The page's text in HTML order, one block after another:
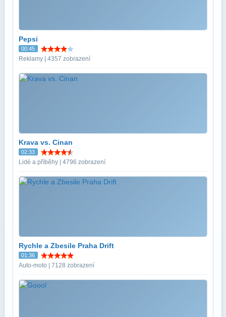
Pepsi
00:45
Reklamy | 4357 zobrazení
Krava vs. Cinan
02:33
Lidé a příběhy | 4796 zobrazení
Rychle a Zbesile Praha Drift
01:36
Auto-moto | 7128 zobrazení